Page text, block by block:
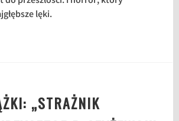
lęki.
„STRAŻNIK